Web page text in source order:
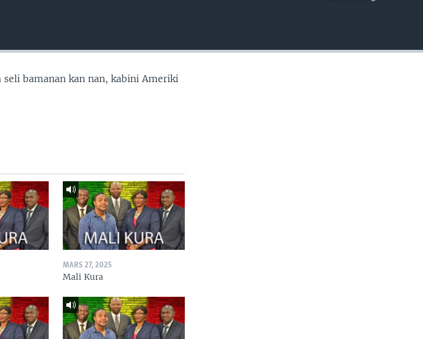
bamanan kan nan, kabini Ameriki
MARS 27, 2025
Mali Kura